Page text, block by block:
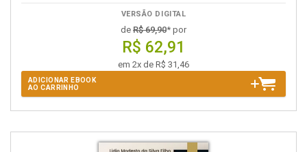
VERSÃO DIGITAL
de R$ 69,90* por
R$ 62,91
em 2x de R$ 31,46
ADICIONAR EBOOK
AO CARRINHO